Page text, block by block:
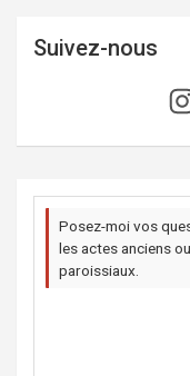
Suivez-nous
Posez-moi vos
les actes anciens
paroissiaux.